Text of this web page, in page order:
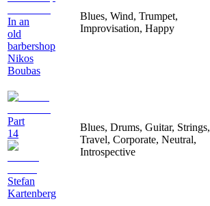
In an
old
barbershop
Nikos
Boubas
Blues, Wind, Trumpet,
Improvisation, Happy
Part
14
Stefan
Kartenberg
Blues, Drums, Guitar, Strings,
Travel, Corporate, Neutral,
Introspective